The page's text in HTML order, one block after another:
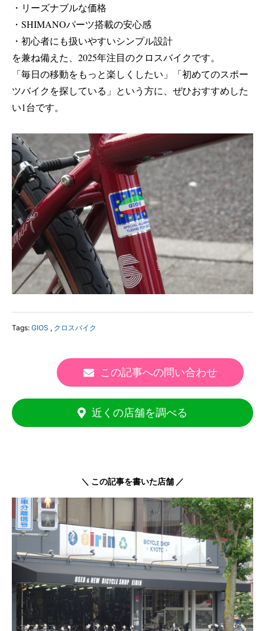
・リーズナブルな価格
・SHIMANOパーツ搭載の安心感
・初心者にも扱いやすいシンプル設計
を兼ね備えた、2025年注目のクロスバイクです。
「毎日の移動をもっと楽しくしたい」「初めてのスポー
ツバイクを探している」という方に、ぜひおすすめした
い1台です。
Tags: GIOS , クロスバイク
この記事への問い合わせ
近くの店舗を調べる
＼ この記事を書いた店舗 ／